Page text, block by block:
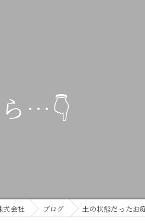
新築
…👇
式会社 ブログ 土の状態だったお